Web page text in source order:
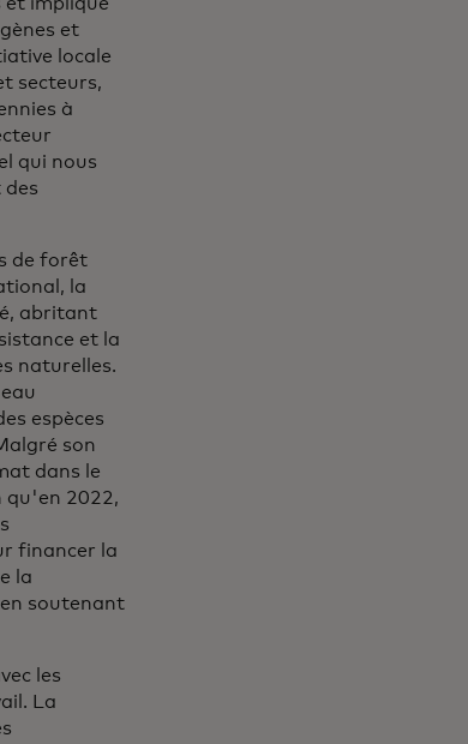
et
locale
secteurs,
à
qui nous
des
de forêt
la
abritant
et la
naturelles.
espèces
son
dans le
qu'en 2022,
financer la
la
soutenant
les
La